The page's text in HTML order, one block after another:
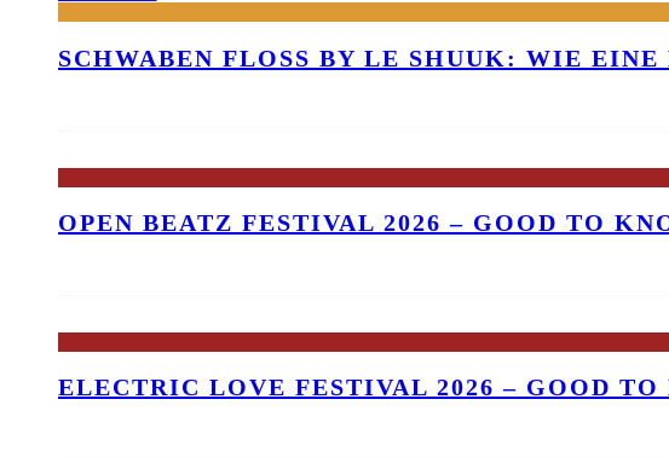
SCHWABEN FLOSS BY LE SHUUK: WIE
OPEN BEATZ FESTIVAL 2026 – GOOD TO
ELECTRIC LOVE FESTIVAL 2026 – GOOD TO